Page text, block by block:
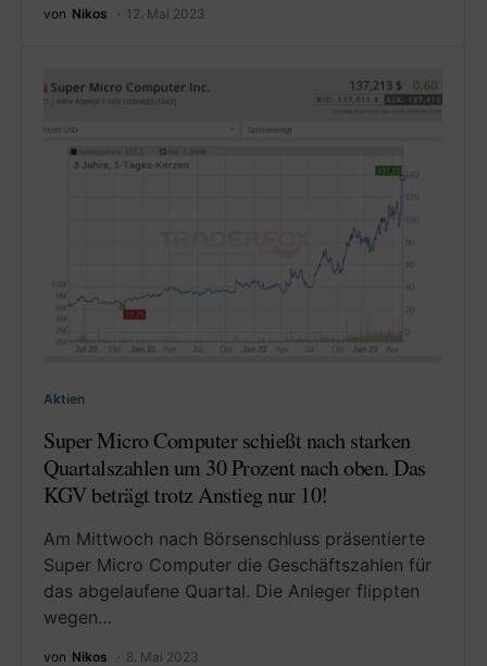
von Nikos 12. Mai 2023
Aktien
Super Micro Computer schießt nach starken
Quartalszahlen um 30 Prozent nach oben. Das
KGV beträgt trotz Anstieg nur 10!
Am Mittwoch nach Börsenschluss präsentierte
Super Micro Computer die Geschäftszahlen für
das abgelaufene Quartal. Die Anleger flippten
wegen…
von Nikos 8. Mai 2023